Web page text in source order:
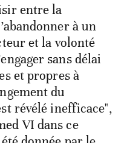
entre la
à un
et la volonté
sans délai
et propres à
du
révélé inefficace",
VI dans ce